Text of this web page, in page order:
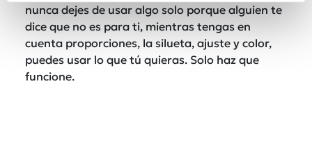
nunca dejes de usar algo solo porque alguien te
dice que no es para ti, mientras tengas en
cuenta proporciones, la silueta, ajuste y color,
puedes usar lo que tú quieras. Solo haz que
funcione.